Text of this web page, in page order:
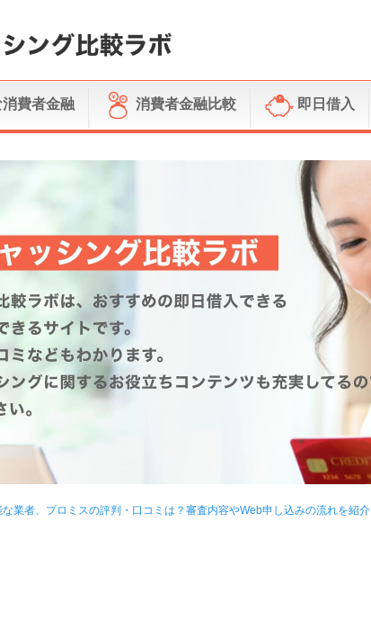
費者金融 消費者金融比較 即日借入
な業者、プロミスの評判・口コミは？審査内容やWeb申し込みの流れを紹介